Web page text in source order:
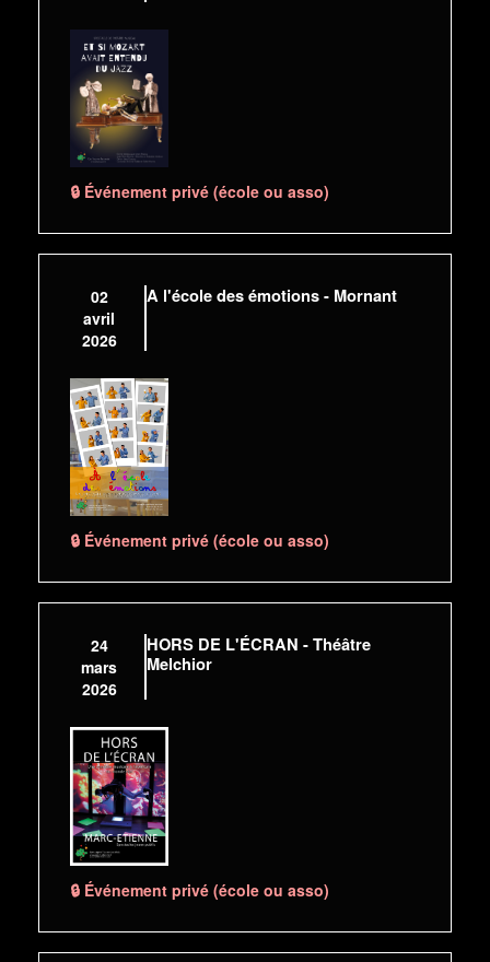
🔒 Événement privé (école ou asso)
02
avril
2026
A l'école des émotions - Mornant
🔒 Événement privé (école ou asso)
24
mars
2026
HORS DE L'ÉCRAN - Théâtre
Melchior
🔒 Événement privé (école ou asso)